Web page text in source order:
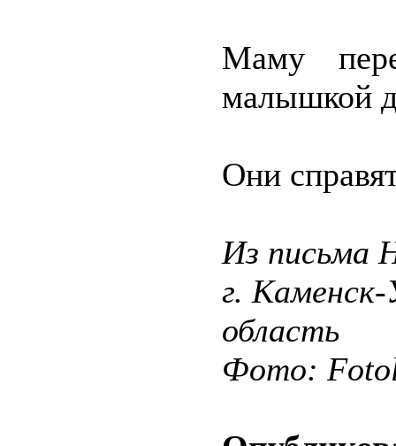
Маму
малышкой
Они
Из письма
г. Каменск-
область
Фото: